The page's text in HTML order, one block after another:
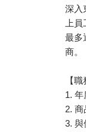
深入
上
最多
商。
【
1.
2.
3. 與